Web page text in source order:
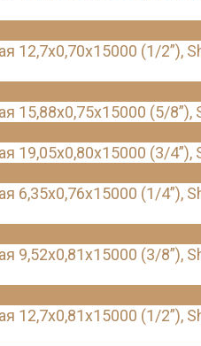
12,7х0,70х15000 (1/2”),
15,88х0,75х15000 (5/8”),
19,05х0,80х15000 (3/4”),
6,35х0,76х15000 (1/4”),
9,52х0,81х15000 (3/8”),
12,7х0,81х15000 (1/2”),